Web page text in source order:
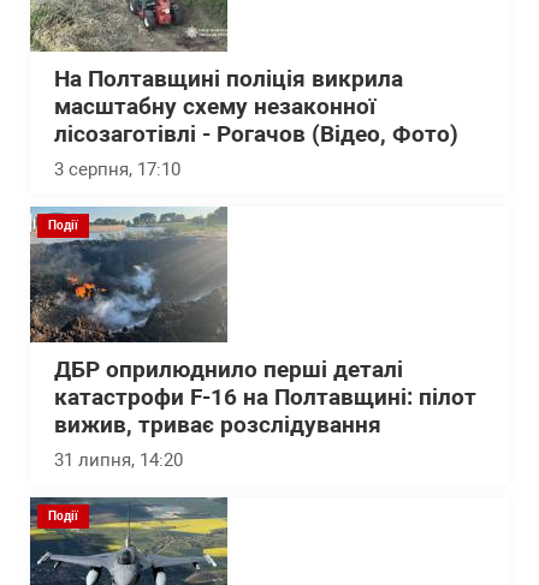
На Полтавщині поліція викрила
масштабну схему незаконної
лісозаготівлі - Рогачов (Відео, Фото)
3 серпня, 17:10
Події
ДБР оприлюднило перші деталі
катастрофи F-16 на Полтавщині: пілот
вижив, триває розслідування
31 липня, 14:20
Події